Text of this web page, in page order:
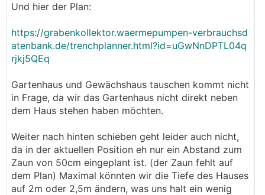
Und hier der Plan:
https://grabenkollektor.waermepumpen-verbrauchsd
atenbank.de/trenchplanner.html?id=uGwNnDPTL04q
rjkj5QEq
Gartenhaus und Gewächshaus tauschen kommt nicht
in Frage, da wir das Gartenhaus nicht direkt neben
dem Haus stehen haben möchten.
Weiter nach hinten schieben geht leider auch nicht,
da in der aktuellen Position eh nur ein Abstand zum
Zaun von 50cm eingeplant ist. (der Zaun fehlt auf
dem Plan) Maximal könnten wir die Tiefe des Hauses
auf 2m oder 2,5m ändern, was uns halt ein wenig